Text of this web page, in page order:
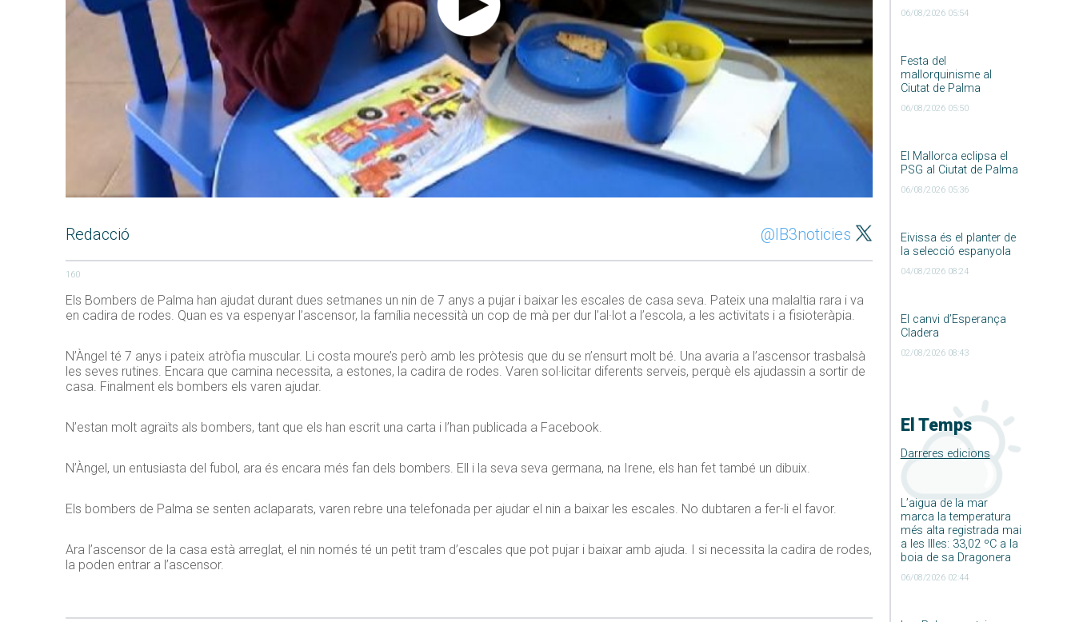
06/08/2026 05:54
Festa del
mallorquinisme al
Ciutat de Palma
06/08/2026 05:50
El Mallorca eclipsa el
PSG al Ciutat de Palma
06/08/2026 05:36
Eivissa és el planter de
la selecció espanyola
04/08/2026 08:24
El canvi d’Esperança
Cladera
02/08/2026 08:43
El Temps
Darreres edicions
L’aigua de la mar
marca la temperatura
més alta registrada mai
a les Illes: 33,02 ºC a la
boia de sa Dragonera
06/08/2026 02:44
Redacció @IB3noticies
160
Els Bombers de Palma han ajudat durant dues setmanes un nin de 7 anys a pujar i baixar les escales de casa seva. Pateix una malaltia rara i va
en cadira de rodes. Quan es va espenyar l’ascensor, la família necessità un cop de mà per dur l’al·lot a l’escola, a les activitats i a fisioteràpia.
N’Àngel té 7 anys i pateix atròfia muscular. Li costa moure’s però amb les pròtesis que du se n’ensurt molt bé. Una avaria a l’ascensor trasbalsà
les seves rutines. Encara que camina necessita, a estones, la cadira de rodes. Varen sol·licitar diferents serveis, perquè els ajudassin a sortir de
casa. Finalment els bombers els varen ajudar.
N’estan molt agraïts als bombers, tant que els han escrit una carta i l’han publicada a Facebook.
N’Àngel, un entusiasta del fubol, ara és encara més fan dels bombers. Ell i la seva seva germana, na Irene, els han fet també un dibuix.
Els bombers de Palma se senten aclaparats, varen rebre una telefonada per ajudar el nin a baixar les escales. No dubtaren a fer-li el favor.
Ara l’ascensor de la casa està arreglat, el nin només té un petit tram d’escales que pot pujar i baixar amb ajuda. I si necessita la cadira de rodes,
la poden entrar a l’ascensor.